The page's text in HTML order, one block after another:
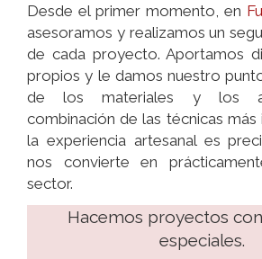
Desde el primer momento, en
asesoramos y realizamos un
de cada proyecto. Aportamos
propios y le damos nuestro
de los materiales y los
combinación de las técnicas
la experiencia artesanal es
nos convierte en
sector.
Hacemos proyectos
especiales.